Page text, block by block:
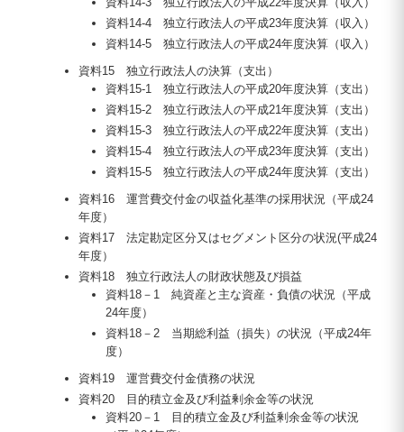
資料14-4 独立行政法人の平成23年度決算（収入）
資料14-5 独立行政法人の平成24年度決算（収入）
資料15 独立行政法人の決算（支出）
資料15-1 独立行政法人の平成20年度決算（支出）
資料15-2 独立行政法人の平成21年度決算（支出）
資料15-3 独立行政法人の平成22年度決算（支出）
資料15-4 独立行政法人の平成23年度決算（支出）
資料15-5 独立行政法人の平成24年度決算（支出）
資料16 運営費交付金の収益化基準の採用状況（平成24
年度）
資料17 法定勘定区分又はセグメント区分の状況(平成24
年度）
資料18 独立行政法人の財政状態及び損益
資料18－1 純資産と主な資産・負債の状況（平成
24年度）
資料18－2 当期総利益（損失）の状況（平成24年
度）
資料19 運営費交付金債務の状況
資料20 目的積立金及び利益剰余金等の状況
資料20－1 目的積立金及び利益剰余金等の状況